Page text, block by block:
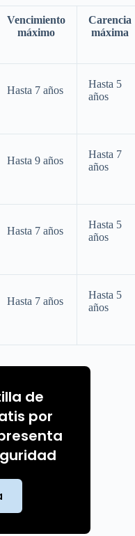
Vencimiento
máximo
Carencia
máxima
Hasta 7 años
Hasta 5
años
Hasta 9 años
Hasta 7
años
Hasta 7 años
Hasta 5
años
Hasta 7 años
Hasta 5
años
de
por